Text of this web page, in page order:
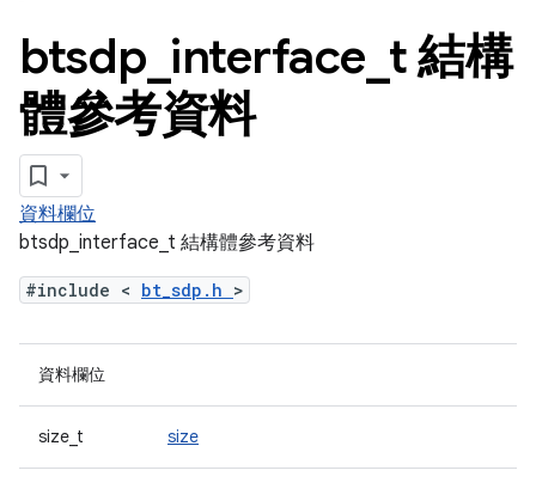
btsdp interface t 結構
體參考資料
資料欄位
btsdp_interface_t 結構體參考資料
#include < bt_sdp.h >
資料欄位
size_t size